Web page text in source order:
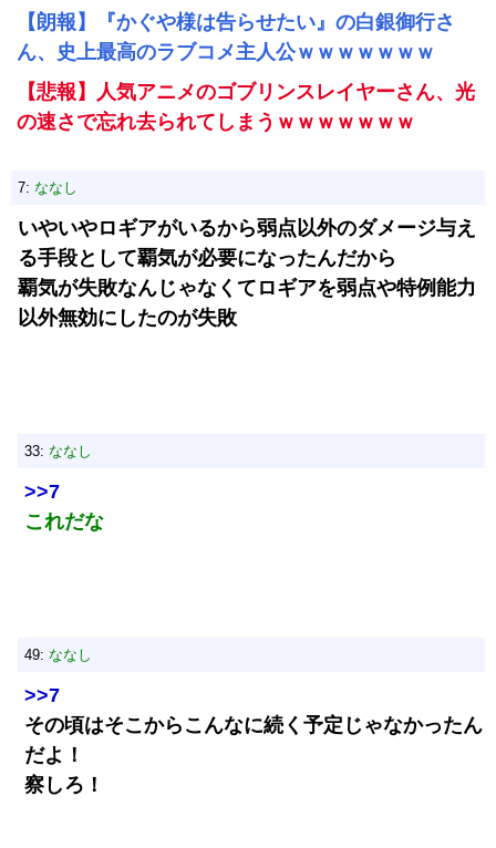
【朗報】『かぐや様は告らせたい』の白銀御行さ
ん、史上最高のラブコメ主人公ｗｗｗｗｗｗｗ
【悲報】人気アニメのゴブリンスレイヤーさん、光
の速さで忘れ去られてしまうｗｗｗｗｗｗｗ
7: ななし
いやいやロギアがいるから弱点以外のダメージ与え
る手段として覇気が必要になったんだから
覇気が失敗なんじゃなくてロギアを弱点や特例能力
以外無効にしたのが失敗
33: ななし
>>7
これだな
49: ななし
>>7
その頃はそこからこんなに続く予定じゃなかったん
だよ！
察しろ！